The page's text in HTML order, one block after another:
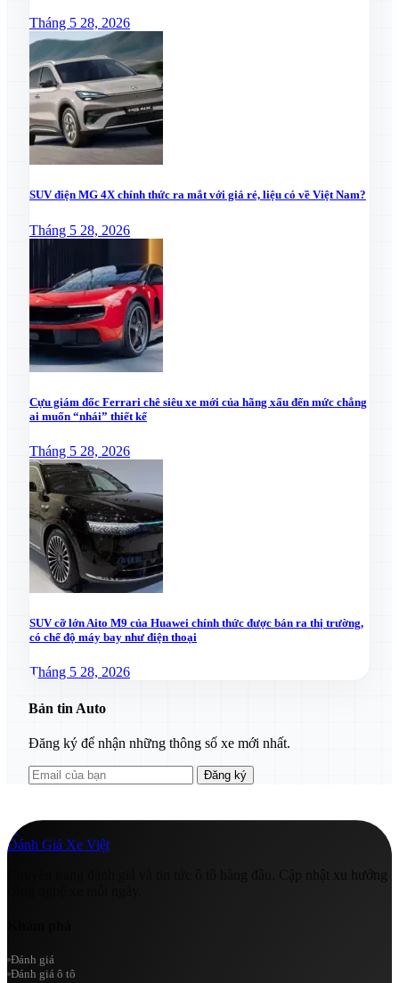
Tháng 5 28, 2026
SUV điện MG 4X chính thức ra mắt với giá rẻ, liệu có về Việt Nam?
Tháng 5 28, 2026
Cựu giám đốc Ferrari chê siêu xe mới của hãng xấu đến mức chẳng
ai muốn “nhái” thiết kế
Tháng 5 28, 2026
SUV cỡ lớn Aito M9 của Huawei chính thức được bán ra thị trường,
có chế độ máy bay như điện thoại
Tháng 5 28, 2026
Bản tin Auto
Đăng ký để nhận những thông số xe mới nhất.
Đăng ký
A
Đánh Giá Xe Việt
Chuyên trang đánh giá và tin tức ô tô hàng đầu. Cập nhật xu hướng
Đánh giá
Đánh giá ô tô